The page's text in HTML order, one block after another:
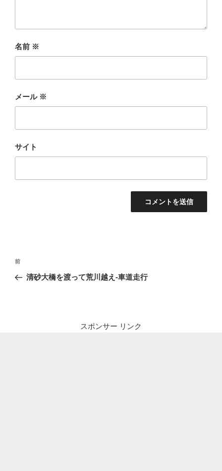
名前 ※
メール ※
サイト
投
ナ
前
の
前
清砂大橋を渡って荒川越え-車道走行
スポンサー リンク